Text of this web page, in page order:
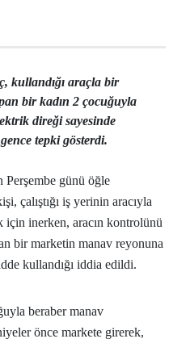
kullandığı araçla bir
bir kadın 2 çocuğuyla
direği sayesinde
tepki gösterdi.
Perşembe günü öğle
çalıştığı iş yerinin aracıyla
için inerken, aracın kontrolünü
bir marketin manav reyonuna
kullandığı iddia edildi.
beraber manav
önce markete girerek,